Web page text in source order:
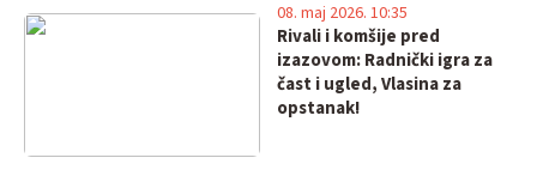
Rivali i komšije pred
izazovom: Radnički igra za
čast i ugled, Vlasina za
opstanak!
08. maj 2026. 10:35